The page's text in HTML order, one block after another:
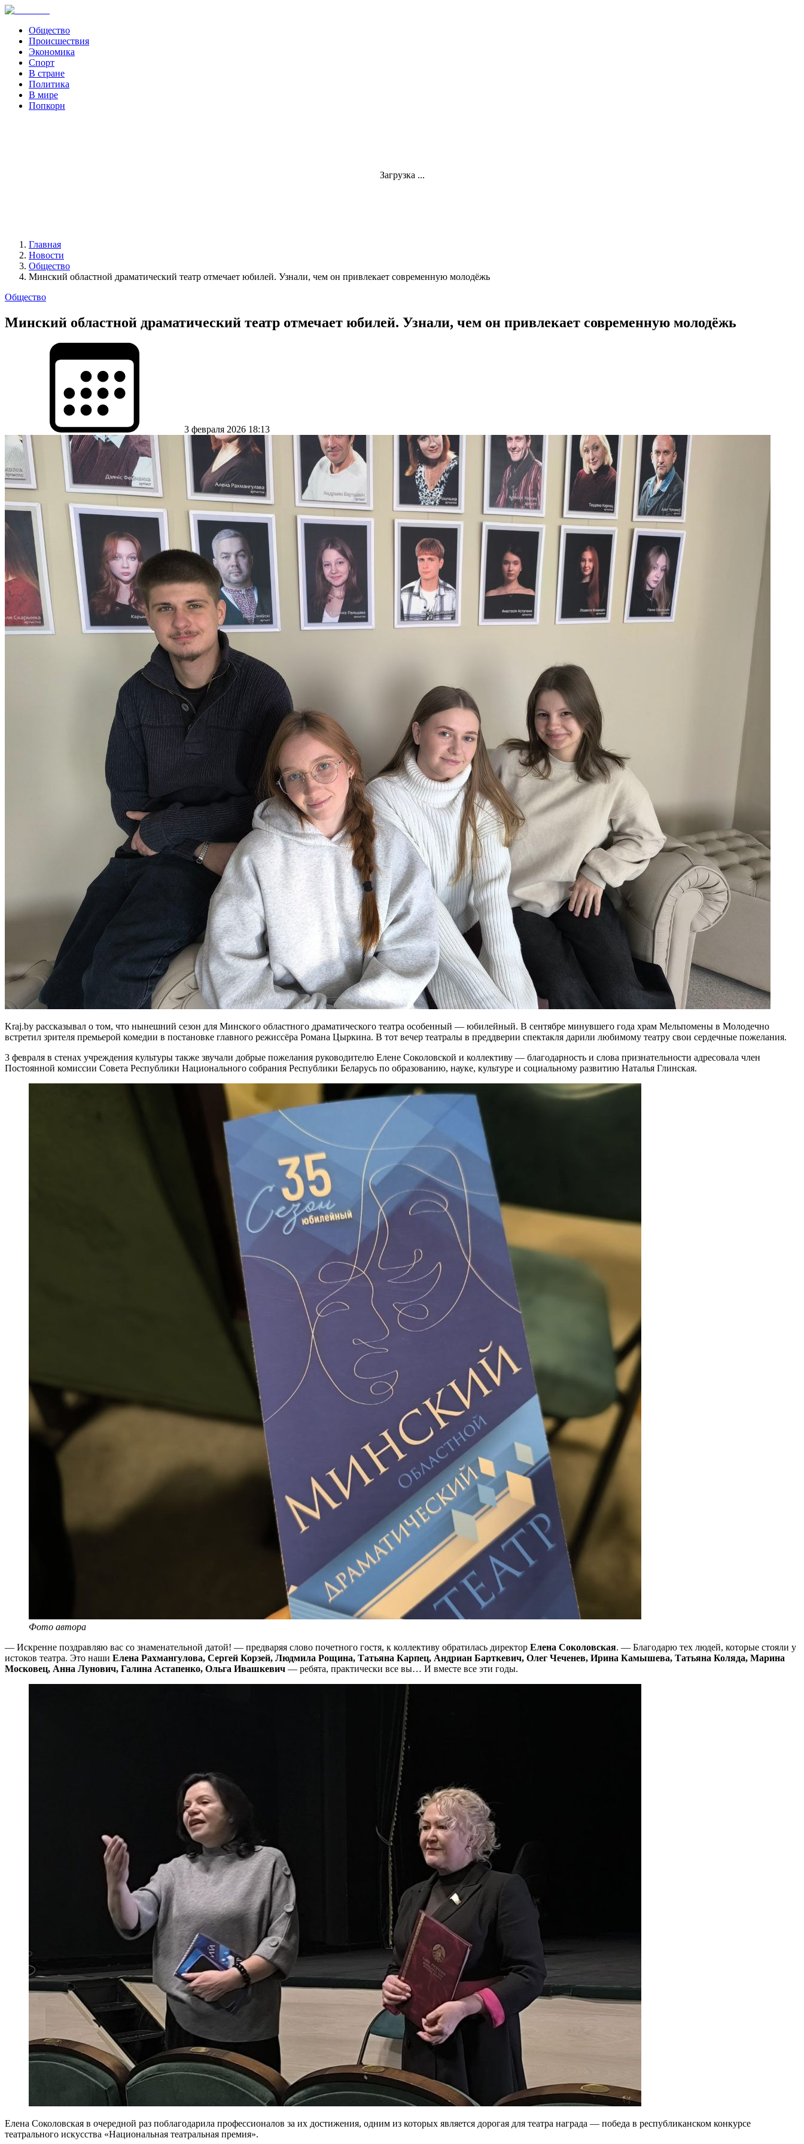
Общество
Происшествия
Экономика
Спорт
В стране
Политика
В мире
Попкорн
Загрузка ...
Главная
Новости
Общество
Минский областной драматический театр отмечает юбилей. Узнали, чем он привлекает современную молодёжь
Общество
Минский областной драматический театр отмечает юбилей. Узнали, чем он привлекает современную молодёжь
3 февраля 2026 18:13
Kraj.by рассказывал о том, что нынешний сезон для Минского областного драматического театра особенный — юбилейный. В сентябре минувшего года храм Мельпомены в Молодечно
встретил зрителя премьерой комедии в постановке главного режиссёра Романа Цыркина. В тот вечер театралы в преддверии спектакля дарили любимому театру свои сердечные пожелания.
3 февраля в стенах учреждения культуры также звучали добрые пожелания руководителю Елене Соколовской и коллективу — благодарность и слова признательности адресовала член
Постоянной комиссии Совета Республики Национального собрания Республики Беларусь по образованию, науке, культуре и социальному развитию Наталья Глинская.
Фото автора
— Искренне поздравляю вас со знаменательной датой! — предваряя слово почетного гостя, к коллективу обратилась директор Елена Соколовская. — Благодарю тех людей, которые стояли у
истоков театра. Это наши Елена Рахмангулова, Сергей Корзей, Людмила Рощина, Татьяна Карпец, Андриан Барткевич, Олег Чеченев, Ирина Камышева, Татьяна Коляда, Марина
Московец, Анна Лунович, Галина Астапенко, Ольга Ивашкевич — ребята, практически все вы… И вместе все эти годы.
Елена Соколовская в очередной раз поблагодарила профессионалов за их достижения, одним из которых является дорогая для театра награда — победа в республиканском конкурсе
театрального искусства «Национальная театральная премия».